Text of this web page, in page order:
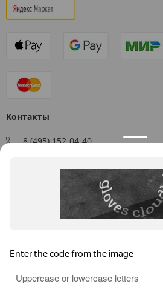
Контакты
8 (495) 152-04-40
109544, г. Москва, ул. Большая
Схема проезда
Пн-Пт: 9:00 - 18:00
Публичная оферта